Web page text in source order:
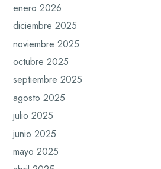
enero 2026
diciembre 2025
noviembre 2025
octubre 2025
septiembre 2025
agosto 2025
julio 2025
junio 2025
mayo 2025